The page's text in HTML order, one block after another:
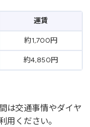
運賃
約1,700円
約4,850円
は交通事情やダイヤ
用ください。